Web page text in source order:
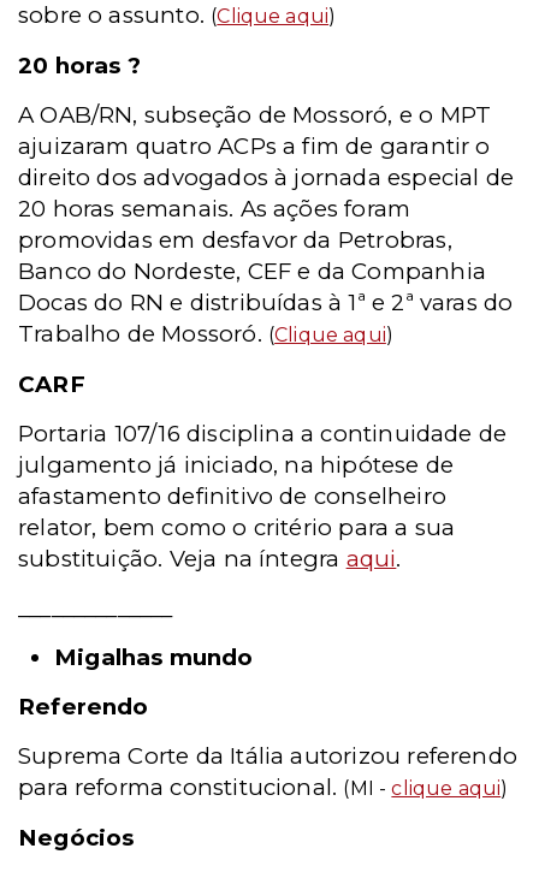
sobre o assunto. (Clique aqui)
20 horas ?
A OAB/RN, subseção de Mossoró, e o MPT
ajuizaram quatro ACPs a fim de garantir o
direito dos advogados à jornada especial de
20 horas semanais. As ações foram
promovidas em desfavor da Petrobras,
Banco do Nordeste, CEF e da Companhia
Docas do RN e distribuídas à 1ª e 2ª varas do
Trabalho de Mossoró. (Clique aqui)
CARF
Portaria 107/16 disciplina a continuidade de
julgamento já iniciado, na hipótese de
afastamento definitivo de conselheiro
relator, bem como o critério para a sua
substituição. Veja na íntegra aqui.
Migalhas mundo
Referendo
Suprema Corte da Itália autorizou referendo
para reforma constitucional. (MI -clique aqui)
Negócios